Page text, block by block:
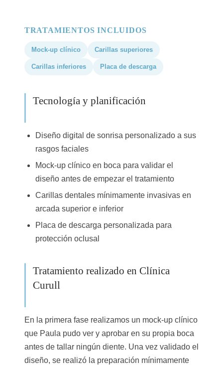
TRATAMIENTOS INCLUIDOS
Mock-up clínico Carillas superiores
Carillas inferiores Placa de descarga
Tecnología y planificación
Diseño digital de sonrisa personalizado a sus
rasgos faciales
Mock-up clínico en boca para validar el
diseño antes de empezar el tratamiento
Carillas dentales mínimamente invasivas en
arcada superior e inferior
Placa de descarga personalizada para
protección oclusal
Tratamiento realizado en Clínica
Curull
En la primera fase realizamos un mock-up clínico
que Paula pudo ver y aprobar en su propia boca
antes de tallar ningún diente. Una vez validado el
diseño, se realizó la preparación mínimamente